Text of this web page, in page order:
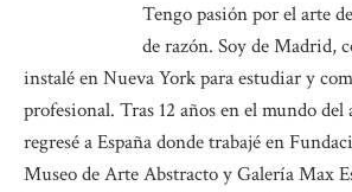
Tengo pasión por el arte
de razón. Soy de Madrid,
instalé en Nueva York para estudiar y
profesional. Tras 12 años en el mundo
regresé a España donde trabajé en
Museo de Arte Abstracto y Galería Max